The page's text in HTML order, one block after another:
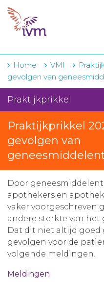
VMI
IVM-academie
Zorginstellingen
Voorschrijfgedrag
Projecten
Over IVM
Actueel
Contact
Winkelwagentje
Aanmelden
Home VMI
gevolgen van
Praktijkprikkel
Praktijkprikkel
gevolgen van
Door
apothekers en
vaker voorgeschreven
andere sterkte van het
Dat dit niet altijd goed
gevolgen voor de
volgende meldingen.
Meldingen